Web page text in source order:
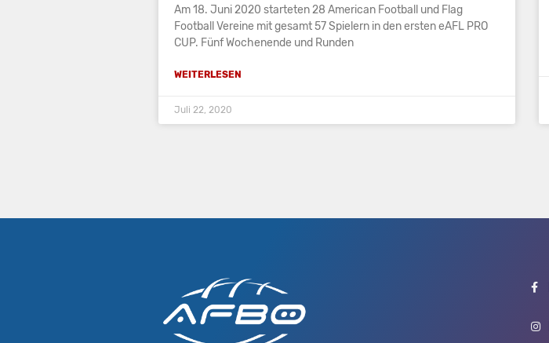
Am 18. Juni 2020 starteten 28 American Football und Flag
Football Vereine mit gesamt 57 Spielern in den ersten eAFL PRO
CUP. Fünf Wochenende und Runden
WEITERLESEN
Juli 22, 2020